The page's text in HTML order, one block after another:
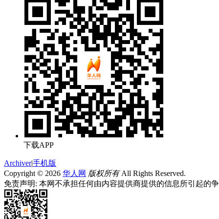
下载APP
Archiver|手机版
Copyright © 2026 华人网 版权所有All Rights Reserved.
免责声明: 本网不承担任何由内容提供商提供的信息所引起的争